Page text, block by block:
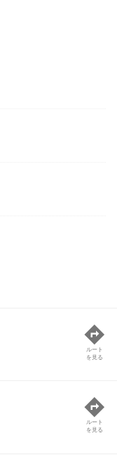
ルート
を見る
ルート
を見る